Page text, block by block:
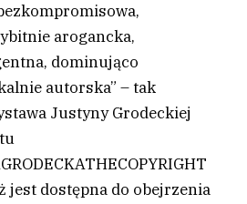
arogancka,
dominująco
autorska” – tak
Justyny Grodeckiej
jest dostępna do obejrzenia